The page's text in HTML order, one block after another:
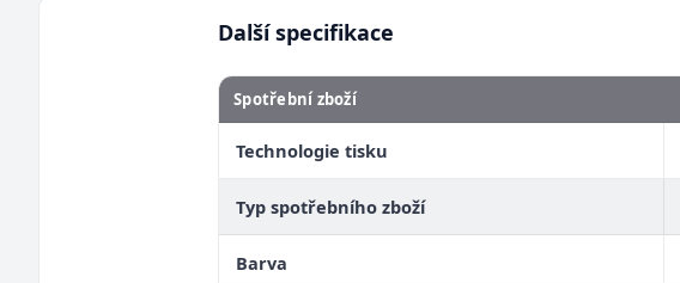
Další specifikace
Spotřební zboží
Technologie tisku
Typ spotřebního zboží
Barva